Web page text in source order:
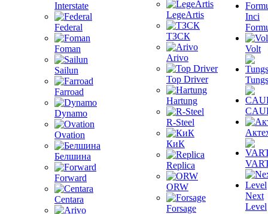
Interstate
Federal
Foman
Sailun
Farroad
Dynamo
Ovation
Белшина
Forward
Centara
LegeArtis
ТЗСК
Arivo
Top Driver
Hartung
R-Steel
КиК
Replica
ORW
Forsage
Inci
Volt
Next
Level